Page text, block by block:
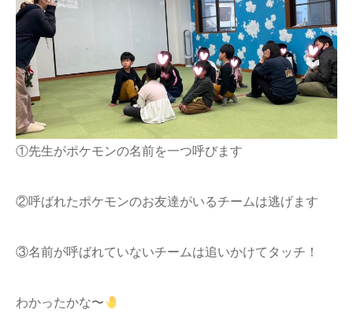
①先生がポケモンの名前を一つ呼びます
②呼ばれたポケモンのお友達がいるチームは逃げます
③名前が呼ばれていないチームは追いかけてタッチ！
わかったかな〜